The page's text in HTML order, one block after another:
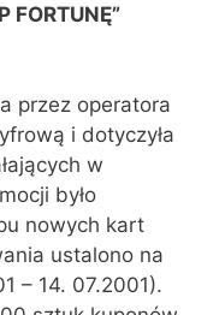
FORTUNĘ”
przez operatora
i dotyczyła
w
było
nowych kart
ustalono na
– 14. 07.2001).